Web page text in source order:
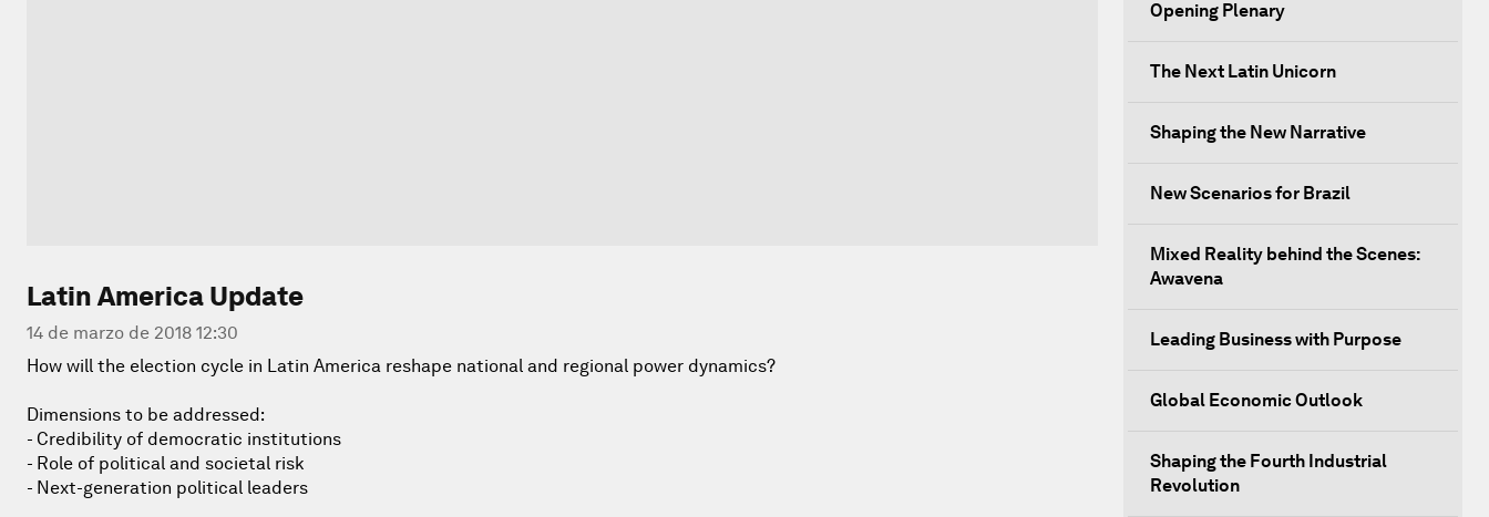
Latin America Update
14 de marzo de 2018 12:30
How will the election cycle in Latin America reshape national and regional power dynamics?
Dimensions to be addressed:
- Credibility of democratic institutions
- Role of political and societal risk
- Next-generation political leaders
Opening Plenary
The Next Latin Unicorn
Shaping the New Narrative
New Scenarios for Brazil
Mixed Reality behind the Scenes:
Awavena
Leading Business with Purpose
Global Economic Outlook
Shaping the Fourth Industrial
Revolution